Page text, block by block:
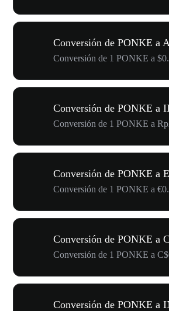
Conversión de PONKE a
Conversión de 1 PONKE a
Conversión de PONKE a
Conversión de 1 PONKE a
Conversión de PONKE a
Conversión de 1 PONKE a
Conversión de PONKE a
Conversión de 1 PONKE a
Conversión de PONKE a